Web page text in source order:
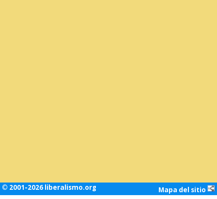
© 2001-2026 liberalismo.org Mapa del sitio